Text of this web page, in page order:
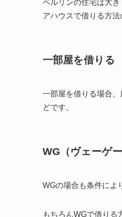
ベルリンの住宅は大
アハウスで借りる方法
一部屋を借りる
一部屋を借りる場合
どです。
WG（ヴェーゲ
WGの場合も条件によ
もちろんWGで借りる